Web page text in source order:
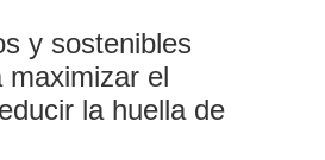
y sostenibles
maximizar el
la huella de